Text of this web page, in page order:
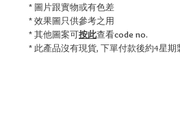
* 圖片跟實物或有色差
* 效果圖只供參考之用
* 其他圖案可按此查看code no.
* 此產品沒有現貨, 下單付款後約4星期